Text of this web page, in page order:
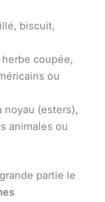
biscuit,
coupée,
ou
noyau (esters),
animales ou
partie le